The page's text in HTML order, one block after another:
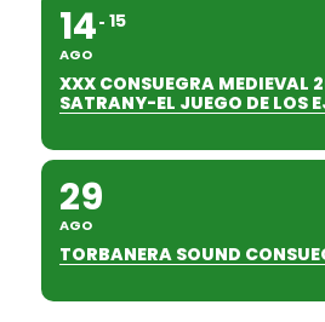
14
AGO
15
XXX CONSUEGRA MEDIEVAL
SATRANY-EL JUEGO DE LOS
29
AGO
TORBANERA SOUND